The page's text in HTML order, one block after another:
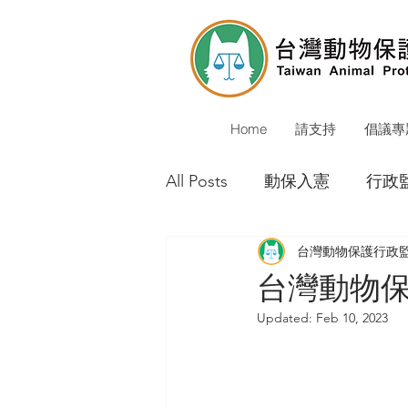
Home 請支持 倡議專
All Posts 動保入憲 行政
動保警察 校犬貓
環境會議 動物保護立法
台灣動物
台灣動物保護行政
Updated: Feb 10, 2023